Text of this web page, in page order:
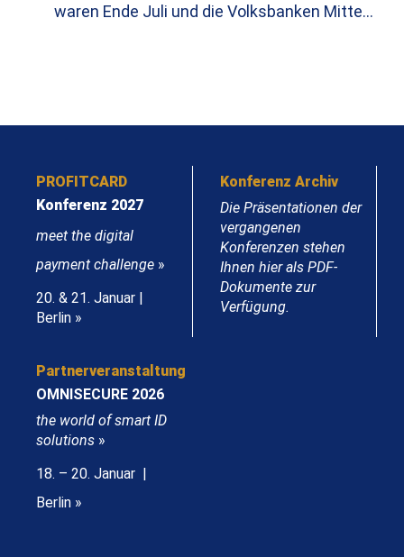
waren Ende Juli und die Volksbanken Mitte…
PROFITCARD
Konferenz 2027
meet the digital
payment challenge »
20. & 21. Januar |
Berlin »
Konferenz Archiv
Die Präsentationen der
vergangenen
Konferenzen stehen
Ihnen hier als PDF-
Dokumente zur
Verfügung.
Partnerveranstaltung
OMNISECURE 2026
the world of smart ID
solutions »
18. – 20. Januar |
Berlin »